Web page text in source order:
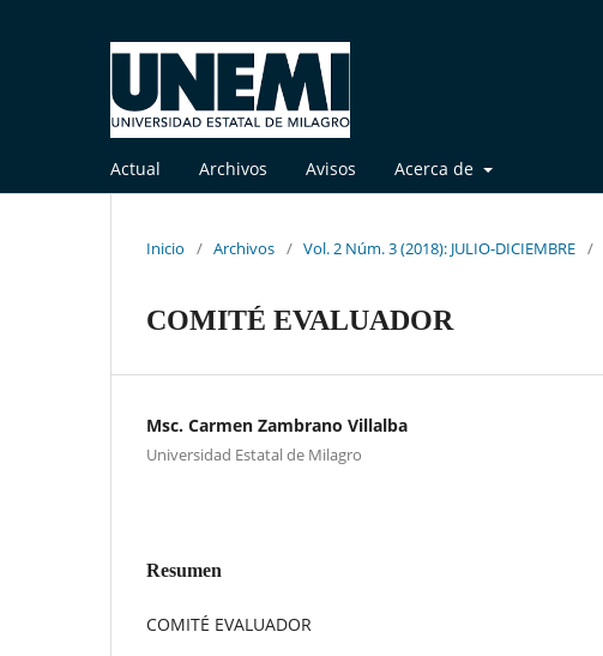
Actual Archivos Avisos Acerca de
Inicio / Archivos / Vol. 2 Núm. 3 (2018): JULIO-DICIEMBRE /
COMITÉ EVALUADOR
Msc. Carmen Zambrano Villalba
Universidad Estatal de Milagro
Resumen
COMITÉ EVALUADOR